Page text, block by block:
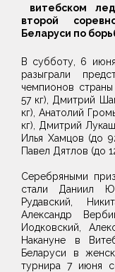
витебском
второй
Беларуси по
В субботу, 6
разыграли
чемпионов
57 кг), Дмитрий
кг), Анатолий
кг), Дмитрий
Илья Хамцов (до
Павел Дятлов (до
Серебряными
стали Даниил
Рудавский,
Александр
Иодковский,
Накануне в
Беларуси в
турнира 7 июня